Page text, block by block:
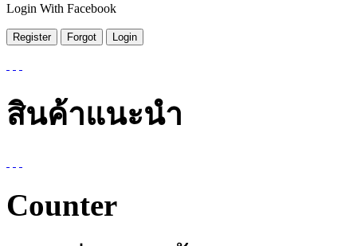
Login With Facebook
สินค้าแนะนำ
Counter